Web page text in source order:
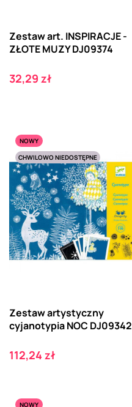
Zestaw art. INSPIRACJE -
ZŁOTE MUZY DJ09374
Cena
32,29 zł
NOWY
CHWILOWO NIEDOSTĘPNE
Zestaw artystyczny
cyjanotypia NOC DJ09342
Cena
112,24 zł
NOWY